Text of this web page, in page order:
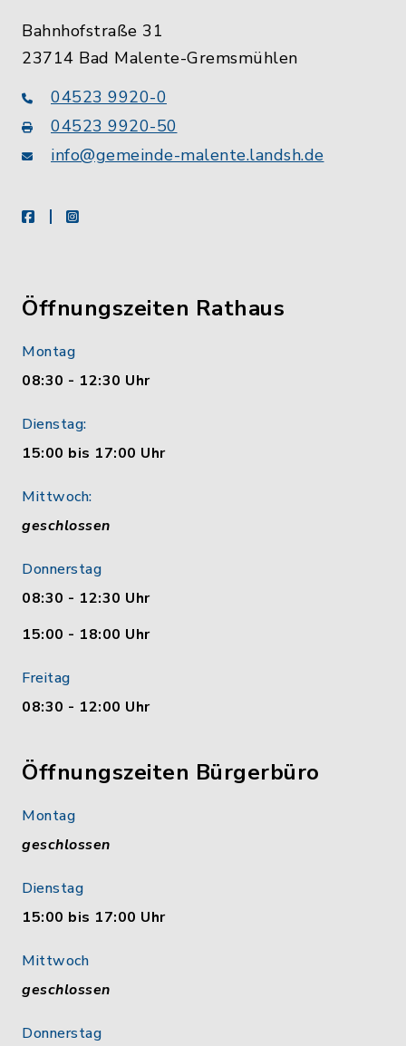
Bahnhofstraße 31
23714 Bad Malente-Gremsmühlen
04523 9920-0
04523 9920-50
info@gemeinde-malente.landsh.de
facebookinstagram
Öffnungszeiten Rathaus
Montag
08:30 - 12:30 Uhr
Dienstag:
15:00 bis 17:00 Uhr
Mittwoch:
geschlossen
Donnerstag
08:30 - 12:30 Uhr
15:00 - 18:00 Uhr
Freitag
08:30 - 12:00 Uhr
Öffnungszeiten Bürgerbüro
Montag
geschlossen
Dienstag
15:00 bis 17:00 Uhr
Mittwoch
geschlossen
Donnerstag